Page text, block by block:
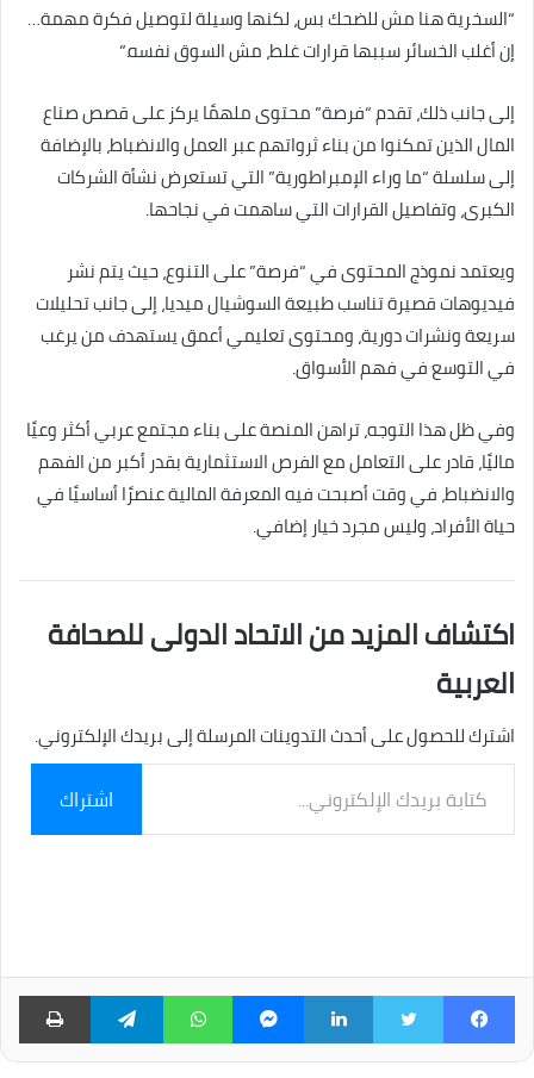
“السخرية هنا مش للضحك بس، لكنها وسيلة لتوصيل فكرة مهمة…
إن أغلب الخسائر سببها قرارات غلط، مش السوق نفسه.”
إلى جانب ذلك، تقدم “فرصة” محتوى ملهمًا يركز على قصص صناع
المال الذين تمكنوا من بناء ثرواتهم عبر العمل والانضباط، بالإضافة
إلى سلسلة “ما وراء الإمبراطورية” التي تستعرض نشأة الشركات
الكبرى، وتفاصيل القرارات التي ساهمت في نجاحها.
ويعتمد نموذج المحتوى في “فرصة” على التنوع، حيث يتم نشر
فيديوهات قصيرة تناسب طبيعة السوشيال ميديا، إلى جانب تحليلات
سريعة ونشرات دورية، ومحتوى تعليمي أعمق يستهدف من يرغب
في التوسع في فهم الأسواق.
وفي ظل هذا التوجه، تراهن المنصة على بناء مجتمع عربي أكثر وعيًا
ماليًا، قادر على التعامل مع الفرص الاستثمارية بقدر أكبر من الفهم
والانضباط، في وقت أصبحت فيه المعرفة المالية عنصرًا أساسيًا في
حياة الأفراد، وليس مجرد خيار إضافي.
اكتشاف المزيد من الاتحاد الدولى للصحافة
العربية
اشترك للحصول على أحدث التدوينات المرسلة إلى بريدك الإلكتروني.
بريدك
الإلكتروني...
اشتراك
فيسبوك لينكدإن ماسنجر واتساب تيلقرام